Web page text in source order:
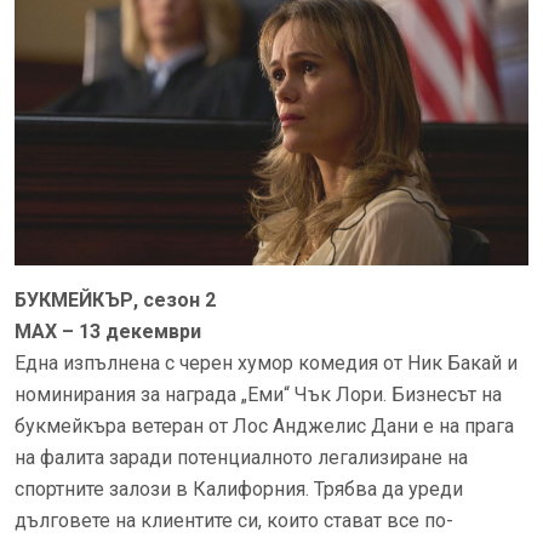
БУКМЕЙКЪР, сезон 2
MAX – 13 декември
Една изпълнена с черен хумор комедия от Ник Бакай и
номинирания за награда „Еми“ Чък Лори. Бизнесът на
букмейкъра ветеран от Лос Анджелис Дани е на прага
на фалита заради потенциалното легализиране на
спортните залози в Калифорния. Трябва да уреди
дълговете на клиентите си, които стават все по-